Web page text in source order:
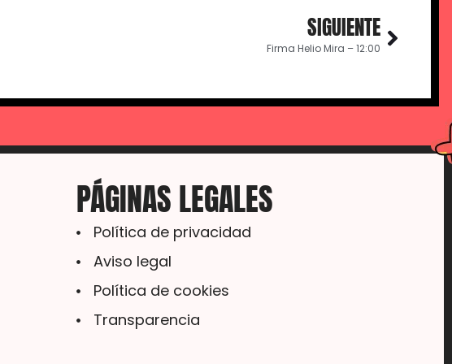
SIGUIENTE
Firma Helio Mira – 12:00
PÁGINAS LEGALES
Política de privacidad
Aviso legal
Política de cookies
Transparencia